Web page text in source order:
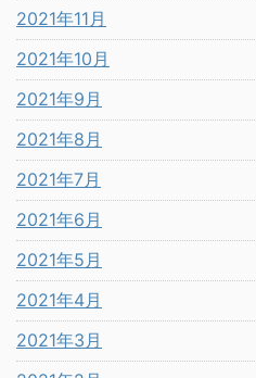
2021年11月
2021年10月
2021年9月
2021年8月
2021年7月
2021年6月
2021年5月
2021年4月
2021年3月